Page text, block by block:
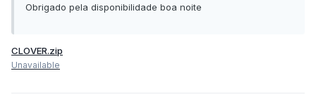
Obrigado pela disponibilidade boa noite
CLOVER.zip
Unavailable